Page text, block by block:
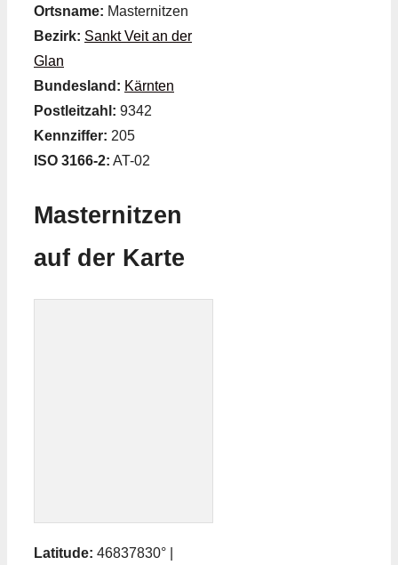
Ortsname: Masternitzen
Bezirk: Sankt Veit an der
Glan
Bundesland: Kärnten
Postleitzahl: 9342
Kennziffer: 205
ISO 3166-2: AT-02
Masternitzen
auf der Karte
Latitude: 46837830° |